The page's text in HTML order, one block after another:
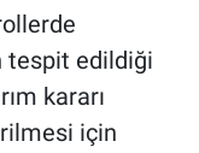
tespit edildiği
kararı
için